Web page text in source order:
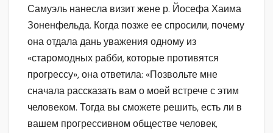
Самуэль нанесла визит жене р. Йосефа Хаима
Зоненфельда. Когда позже ее спросили, почему
она отдала дань уважения одному из
«старомодных рабби, которые противятся
прогрессу», она ответила: «Позвольте мне
сначала рассказать вам о моей встрече с этим
человеком. Тогда вы сможете решить, есть ли в
вашем прогрессивном обществе человек,